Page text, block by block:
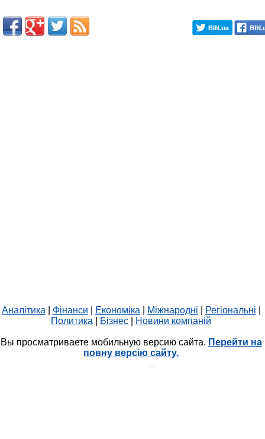
Аналітика Фінанси Економіка Міжнародні Регіональні
Политика
Бізнес Новини компаній
Вы просматриваете мобильную версию сайта. Перейти на
повну версію сайту.